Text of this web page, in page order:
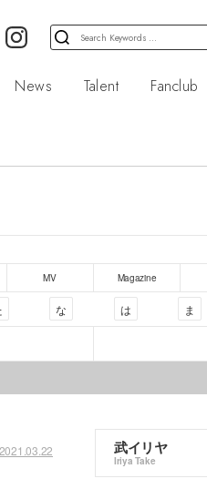
検
索
象:
News Talent Fanclub
MV Magazine
な は ま
2021.03.22 武イリヤ
Iriya Take